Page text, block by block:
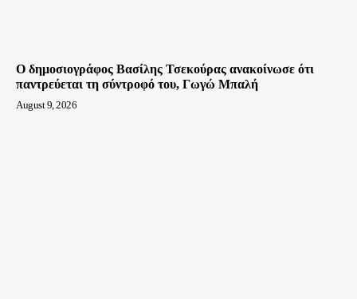
Ο δημοσιογράφος Βασίλης Τσεκούρας ανακοίνωσε ότι
παντρεύεται τη σύντροφό του, Γωγώ Μπαλή
August 9, 2026